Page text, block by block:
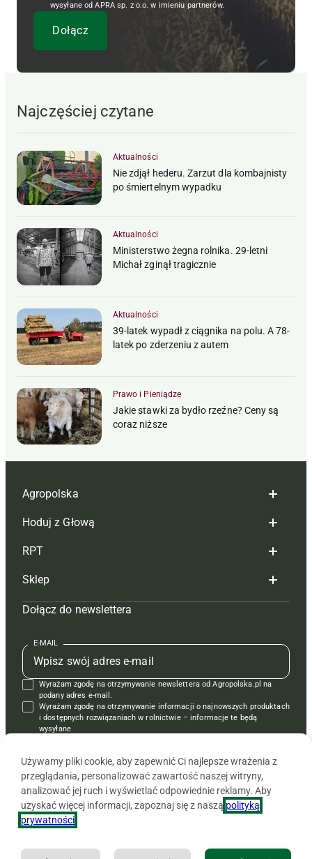
wysyłane od APRA sp. z o.o. w imieniu partnerów.
Najczęściej czytane
Aktualności
Nie zdjął hederu. Zarzut dla kombajnisty
po śmiertelnym wypadku
Aktualności
Ministerstwo żegna rolnika. 29-letni
Michał zginął tragicznie
Aktualności
39-latek wypadł z ciągnika na polu. A 78-
latek po zderzeniu z autem
Prawo i Pieniądze
Jakie stawki za bydło rzeźne? Ceny są
coraz niższe
Agropolska
Redakcja
Reklama
Tagi
Mapa serwisu
Kontakt
Regulamin
Polityka prywatności
Hoduj z Głową
Hoduj z głową bydło
Hoduj z głową świnie
Prenumerata
Redakcja
Kontakt
Reklama
RPT
Redakcja
Prenumerata
Reklama
Kontakt
Krzyżówki
Sklep
Czasopisma i prenumerata
Książki
Regulamin
Dołącz do newslettera
E-MAIL
Wyrażam zgodę na otrzymywanie newslettera od Agropolska.pl na
podany adres e-mail.
Wyrażam zgodę na otrzymywanie informacji o najnowszych produktach
i dostępnych rozwiązaniach w rolnictwie – informacje te będą
wysyłane
Używamy pliki cookie, aby zapewnić Ci najlepsze wrażenia z
przeglądania, personalizować zawartość naszej witryny,
analizować jej ruch i wyświetlać odpowiednie reklamy. Aby
uzyskać więcej informacji, zapoznaj się z naszą polityką
prywatności